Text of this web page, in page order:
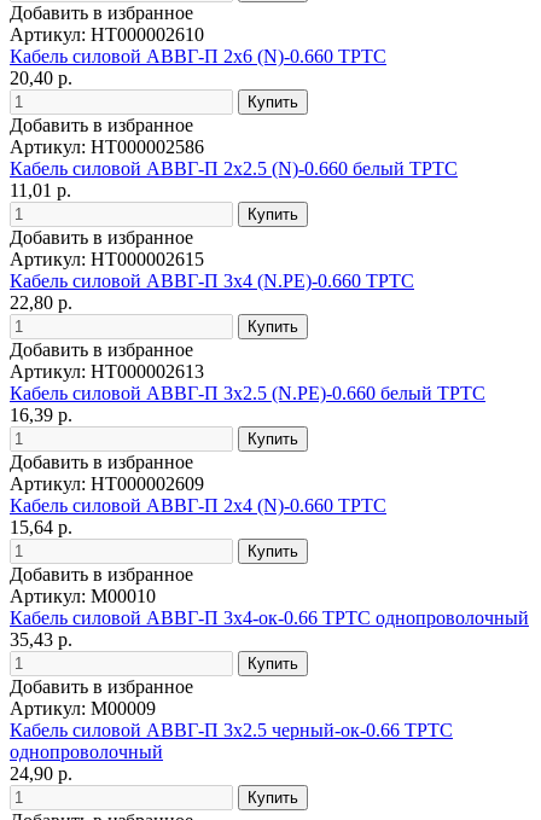
Добавить в избранное
Артикул: НТ000002610
Кабель силовой АВВГ-П 2х6 (N)-0.660 ТРТС
20,40 р.
Добавить в избранное
Артикул: НТ000002586
Кабель силовой АВВГ-П 2х2.5 (N)-0.660 белый ТРТС
11,01 р.
Добавить в избранное
Артикул: НТ000002615
Кабель силовой АВВГ-П 3х4 (N.PE)-0.660 ТРТС
22,80 р.
Добавить в избранное
Артикул: НТ000002613
Кабель силовой АВВГ-П 3х2.5 (N.PE)-0.660 белый ТРТС
16,39 р.
Добавить в избранное
Артикул: НТ000002609
Кабель силовой АВВГ-П 2х4 (N)-0.660 ТРТС
15,64 р.
Добавить в избранное
Артикул: М00010
Кабель силовой АВВГ-П 3х4-ок-0.66 ТРТС однопроволочный
35,43 р.
Добавить в избранное
Артикул: М00009
Кабель силовой АВВГ-П 3х2.5 черный-ок-0.66 ТРТС
однопроволочный
24,90 р.